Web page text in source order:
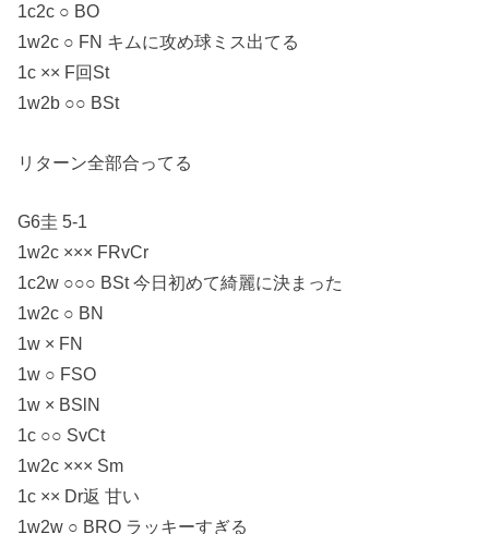
1c2c ○ BO
1w2c ○ FN キムに攻め球ミス出てる
1c ×× F回St
1w2b ○○ BSt
リターン全部合ってる
G6圭 5-1
1w2c ××× FRvCr
1c2w ○○○ BSt 今日初めて綺麗に決まった
1w2c ○ BN
1w × FN
1w ○ FSO
1w × BSlN
1c ○○ SvCt
1w2c ××× Sm
1c ×× Dr返 甘い
1w2w ○ BRO ラッキーすぎる